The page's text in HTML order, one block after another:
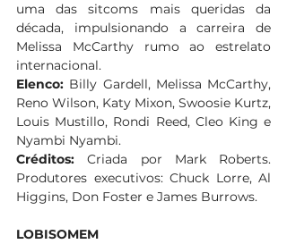
uma das sitcoms mais queridas da
década, impulsionando a carreira de
Melissa McCarthy rumo ao estrelato
internacional.
Elenco: Billy Gardell, Melissa McCarthy,
Reno Wilson, Katy Mixon, Swoosie Kurtz,
Louis Mustillo, Rondi Reed, Cleo King e
Nyambi Nyambi.
Créditos: Criada por Mark Roberts.
Produtores executivos: Chuck Lorre, Al
Higgins, Don Foster e James Burrows.
LOBISOMEM